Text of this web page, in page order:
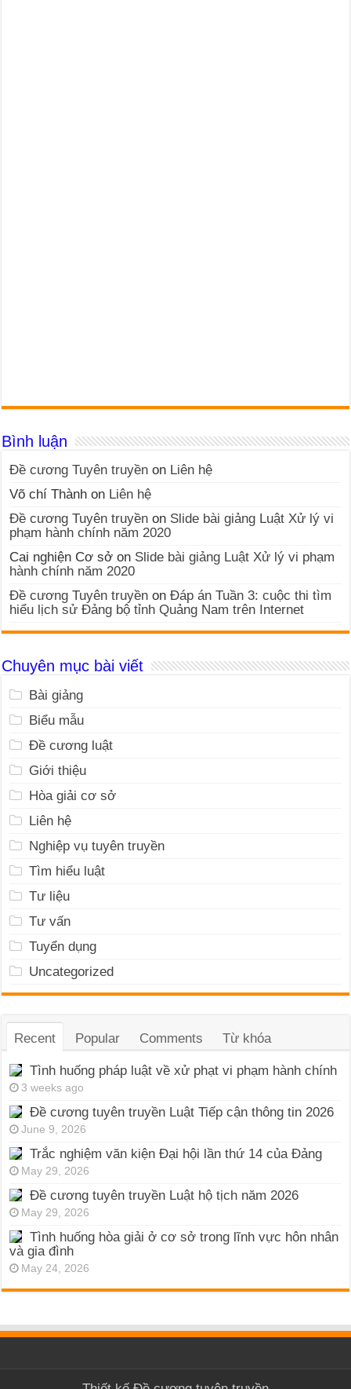
Bình luận
Đề cương Tuyên truyền on Liên hệ
Võ chí Thành on Liên hệ
Đề cương Tuyên truyền on Slide bài giảng Luật Xử lý vi
phạm hành chính năm 2020
Cai nghiện Cơ sở on Slide bài giảng Luật Xử lý vi phạm
hành chính năm 2020
Đề cương Tuyên truyền onĐáp án Tuần 3: cuộc thi tìm
hiểu lịch sử Đảng bộ tỉnh Quảng Nam trên Internet
Chuyên mục bài viết
Bài giảng
Biểu mẫu
Đề cương luật
Giới thiệu
Hòa giải cơ sở
Liên hệ
Nghiệp vụ tuyên truyền
Tìm hiểu luật
Tư liệu
Tư vấn
Tuyển dụng
Uncategorized
Recent Popular Comments Từ khóa
Tình huống pháp luật về xử phạt vi phạm hành chính
3 weeks ago
Đề cương tuyên truyền Luật Tiếp cận thông tin 2026
June 9, 2026
Trắc nghiệm văn kiện Đại hội lần thứ 14 của Đảng
May 29, 2026
Đề cương tuyên truyền Luật hộ tịch năm 2026
May 29, 2026
Tình huống hòa giải ở cơ sở trong lĩnh vực hôn nhân
và gia đình
May 24, 2026